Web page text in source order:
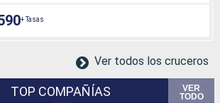
+ Tasas
Ver todos los cruceros
TOP COMPAÑÍAS
VER
TODO